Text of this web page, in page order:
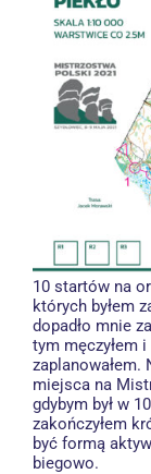
10 startów na
których byłem
dopadło mnie
tym męczyłem
zaplanowałem.
miejsca na
gdybym był w
zakończyłem
być formą
biegowo.